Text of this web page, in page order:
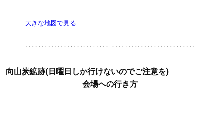
大きな地図で見る
向山炭鉱跡(日曜日しか行けないのでご注意を)
会場への行き方